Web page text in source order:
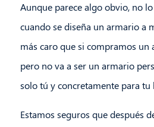
Aunque parece algo obvio, no
cuando se diseña un armario a
más caro que si compramos un
pero no va a ser un armario
solo tú y concretamente para tu
Estamos seguros que después